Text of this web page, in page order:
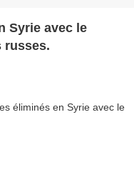
Syrie avec le
russes.